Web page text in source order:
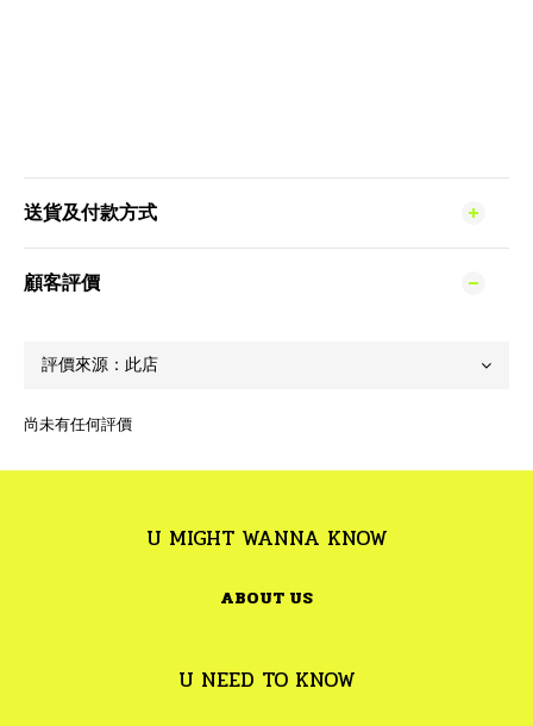
送貨及付款方式
顧客評價
尚未有任何評價
U MIGHT WANNA KNOW
ABOUT US
U NEED TO KNOW